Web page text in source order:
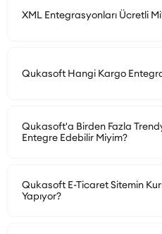
XML Entegrasyonları Ücretli
Qukasoft Hangi Kargo
Qukasoft'a Birden Fazla
Entegre Edebilir Miyim?
Qukasoft E-Ticaret Sitemin
Yapıyor?